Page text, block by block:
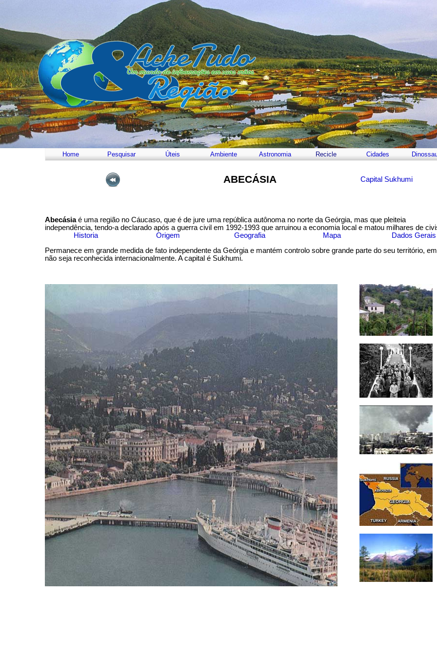
Home Pesquisar Úteis Ambiente Astronomia Recicle Cidades
ABECÁSIA Capital Sukhumi
Abecásiaé uma região no Cáucaso, que é de jure uma república autônoma no norte da Geórgia, mas que pleiteia
independência, tendo-a declarado após a guerra civil em 1992-1993 que arruinou a economia local e matou milhares de
Historia
Origem Geografia Mapa
Dados Gerais
Permanece em grande medida de fato independente da Geórgia e mantém controlo sobre grande parte do seu território,
não seja reconhecida internacionalmente. A capital é Sukhumi.